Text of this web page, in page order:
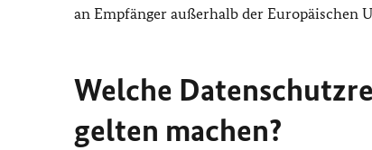
an Empfänger außerhalb der Europäischen
Welche
gelten machen?